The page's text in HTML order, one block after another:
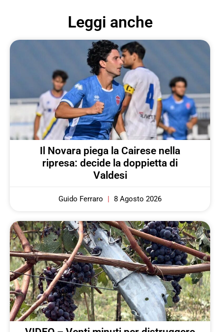
Leggi anche
Il Novara piega la Cairese nella
ripresa: decide la doppietta di
Valdesi
Guido Ferraro 8 Agosto 2026